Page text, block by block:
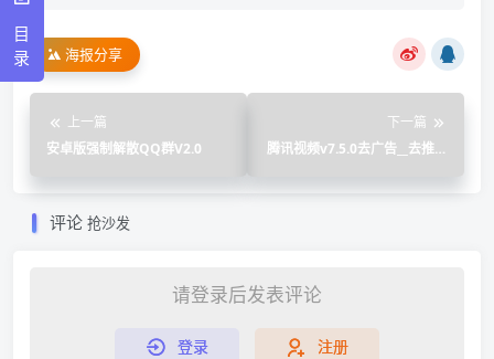
海报分享
上一篇
安卓版强制解散QQ群V2.0
下一篇
腾讯视频v7.5.0去广告__去推荐
评论 抢沙发
请登录后发表评论
登录 注册
目
录